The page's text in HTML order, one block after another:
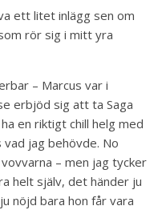
ett litet inlägg sen om
rör sig i mitt yra
– Marcus var i
erbjöd sig att ta Saga
en riktigt chill helg med
vad jag behövde. No
– men jag tycker
helt själv, det händer ju
nöjd bara hon får vara